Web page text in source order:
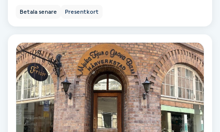
Hårvård
Hälsprickor
Idrottsmassage
Betala senare Presentkort